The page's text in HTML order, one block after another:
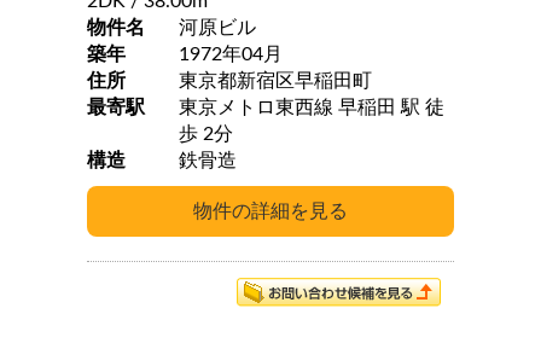
物件名
河原ビル
築年
1972年04月
住所
東京都新宿区早稲田町
最寄駅
東京メトロ東西線 早稲田 駅 徒
歩 2分
構造
鉄骨造